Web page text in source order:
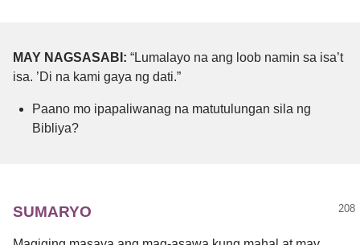
MAY NAGSASABI: “Lumalayo na ang loob namin sa isa’t
isa. ’Di na kami gaya ng dati.”
Paano mo ipapaliwanag na matutulungan sila ng
Bibliya?
SUMARYO